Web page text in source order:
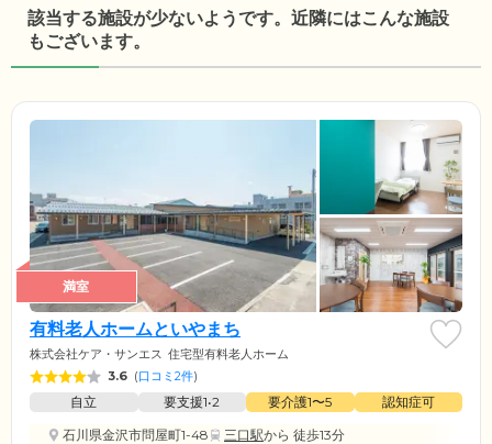
該当する施設が少ないようです。近隣にはこんな施設
もございます。
満室
有料老人ホームといやまち
株式会社ケア・サンエス 住宅型有料老人ホーム
3.6 (口コミ2件)
自立 要支援1•2 要介護1〜5
認知症可
石川県金沢市問屋町1-48
三口駅から 徒歩13分